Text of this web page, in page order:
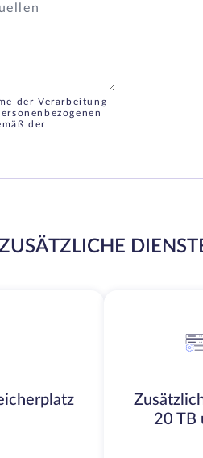
der Verarbeitung
der
20 TB